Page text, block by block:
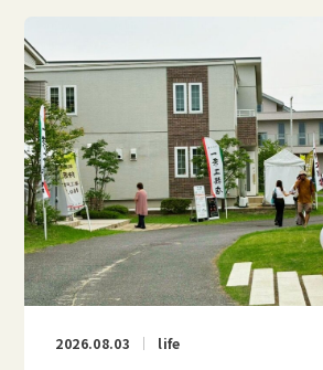
2026.08.03 life